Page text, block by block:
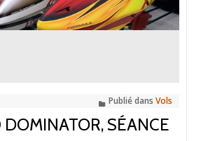
pour
Nico
450
Publié dans Vols
SÉANCE